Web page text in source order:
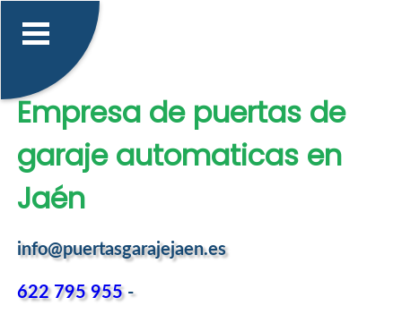
Empresa de puertas de
garaje automaticas en
Jaén
info@puertasgarajejaen.es
622 795 955-